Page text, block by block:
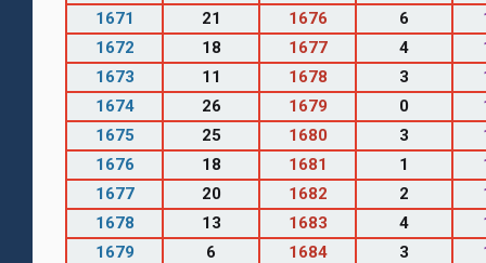
1671
21 1676 6
1672
18 1677 4
1673
11 1678 3
1674
26 1679 0
1675
25 1680 3
1676
18 1681 1
1677
20 1682 2
1678
13 1683 4
1679
6 1684 3